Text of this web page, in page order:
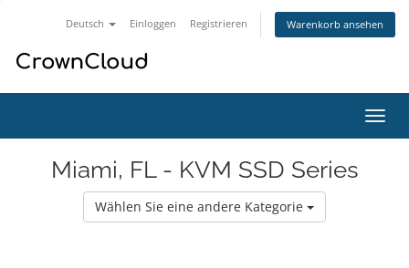
Deutsch Einloggen Registrieren Warenkorb ansehen
ein-/
Miami, FL - KVM SSD Series
Wählen Sie eine andere Kategorie